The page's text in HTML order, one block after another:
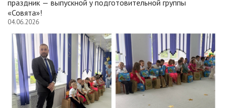
праздник — выпускной у подготовительной группы
«Совята»!
04.06.2026